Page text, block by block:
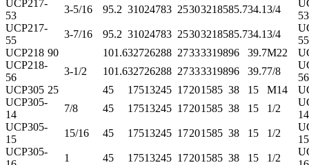
UCP217-
53
3-5/16 95.2 31024783 25303218585.734.13/4
53
UCP217-
55
3-7/16 95.2 31024783 25303218585.734.13/4
55
UCP218 90 101.632726288 27333319896 39.7M22
UCP218-
56
3-1/2 101.632726288 27333319896 39.77/8
56
UCP305 25 45 17513245 17201585 38 15 M14
UCP305-
14
7/8 45 17513245 17201585 38 15 1/2
14
UCP305-
15
15/16 45 17513245 17201585 38 15 1/2
15
UCP305-
1 45 17513245 17201585 38 15 1/2